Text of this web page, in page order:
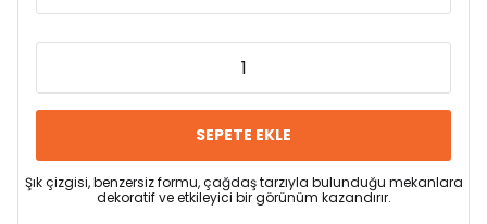
SEPETE EKLE
Şık çizgisi, benzersiz formu, çağdaş tarzıyla bulunduğu mekanlara
dekoratif ve etkileyici bir görünüm kazandırır.